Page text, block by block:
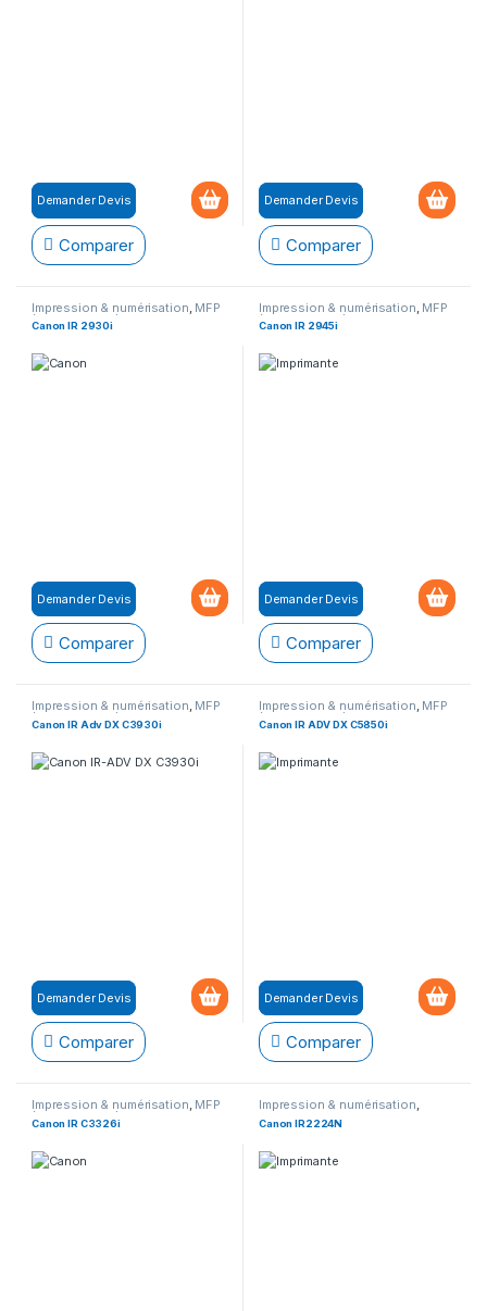
Demander Devis
Comparer
Demander Devis
Comparer
Impression & numérisation MFP
(Multifonction)
Canon IR 2930i
Demander Devis
Comparer
Impression & numérisation MFP
(Multifonction)
Canon IR 2945i
Demander Devis
Comparer
Impression & numérisation, MFP
(Multifonction)
Canon IR Adv DX C3930i
Demander Devis
Comparer
Impression & numérisation, MFP
(Multifonction)
Canon IR ADV DX C5850i
Demander Devis
Comparer
Impression & numérisation MFP
(Multifonction)
Canon IR C3326i
Impression & numérisation
Imprimante
Canon IR2224N